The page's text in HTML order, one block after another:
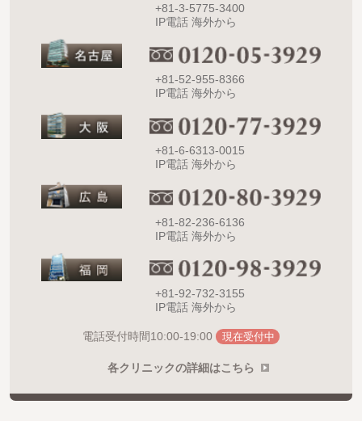
+81-3-5775-3400
IP電話 海外から
+81-52-955-8366
IP電話 海外から
+81-6-6313-0015
IP電話 海外から
+81-82-236-6136
IP電話 海外から
+81-92-732-3155
IP電話 海外から
電話受付時間10:00-19:00 現在受付中
各クリニックの詳細はこちら